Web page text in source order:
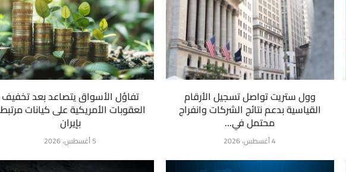
تفاؤل الأسواق يتصاعد بعد تخفيف
العقوبات الأمريكية على كيانات
بإيران
5 أغسطس، 2026
وول ستريت تواصل تسجيل الأرقام
القياسية بدعم نتائج الشركات وانفراج
محتمل في...
4 أغسطس، 2026